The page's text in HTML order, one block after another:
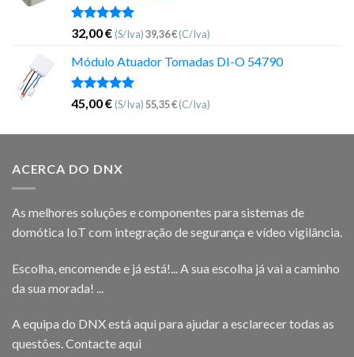
Avaliação
5.00
de 5
32,00€ (S/Iva)39,36€(C/Iva)
Módulo Atuador Tomadas DI-O 54790
Avaliação
5.00
de 5
45,00€ (S/Iva)55,35€(C/Iva)
ACERCA DO DNX
As melhores soluções e componentes para sistemas de
domótica IoT com integração de segurança e vídeo vigilância.
Escolha, encomende e já está!... A sua escolha já vai a caminho
da sua morada! ...
A equipa do DNX está aqui para ajudar a esclarecer todas as
questões.Contacte aqui